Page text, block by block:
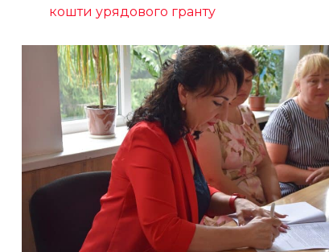
кошти урядового гранту